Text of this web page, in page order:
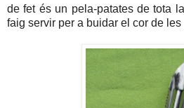
de fet és un pela-patates de tota
faig servir per a buidar el cor de les